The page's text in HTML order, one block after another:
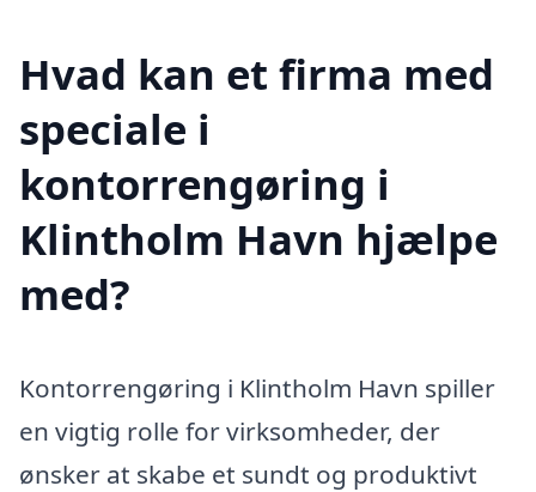
Hvad kan et firma med
speciale i
kontorrengøring i
Klintholm Havn hjælpe
med?
Kontorrengøring i Klintholm Havn spiller
en vigtig rolle for virksomheder, der
ønsker at skabe et sundt og produktivt